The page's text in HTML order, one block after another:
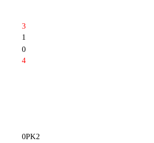
3
1
0
4
0PK2